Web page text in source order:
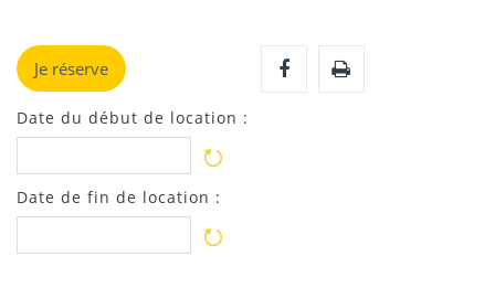
Je réserve
Date du début de location :
Date de fin de location :